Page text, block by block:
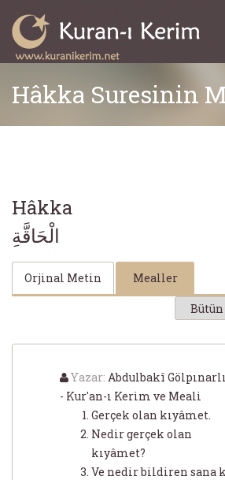
Hâkka Suresinin
Hâkka
الْحَاقَّةِ
Orjinal Metin Mealler
Yazar: Abdulbakî Gölpınarlı
- Kur'an-ı Kerim ve Meali
Gerçek olan kıyâmet.
Nedir gerçek olan
kıyâmet?
Ve nedir bildiren sana